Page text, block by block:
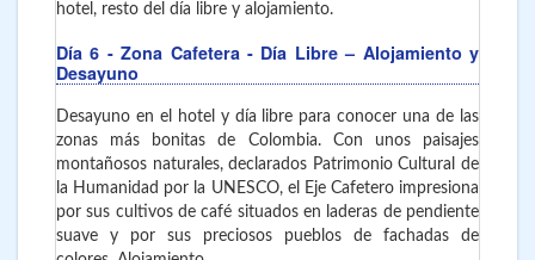
hotel, resto del día libre y alojamiento.
Día 6 - Zona Cafetera- Día Libre – Alojamiento y
Desayuno
Desayuno en el hotel y día libre para conocer una de las
zonas más bonitas de Colombia. Con unos paisajes
montañosos naturales, declarados Patrimonio Cultural de
la Humanidad por la UNESCO, el Eje Cafetero impresiona
por sus cultivos de café situados en laderas de pendiente
suave y por sus preciosos pueblos de fachadas de